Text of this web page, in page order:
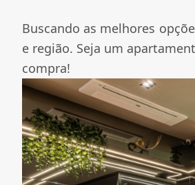
Buscando as melhores
e região. Seja um
compra!